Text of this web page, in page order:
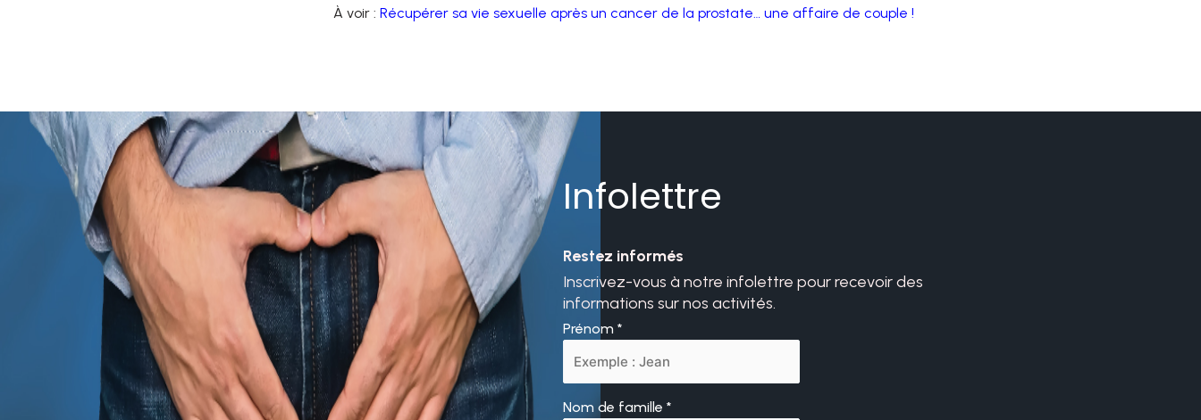
À voir : Récupérer sa vie sexuelle après un cancer de la prostate… une affaire de couple !
Infolettre
Restez informés
Inscrivez-vous à notre infolettre pour recevoir des
informations sur nos activités.
Prénom *
Nom de famille *